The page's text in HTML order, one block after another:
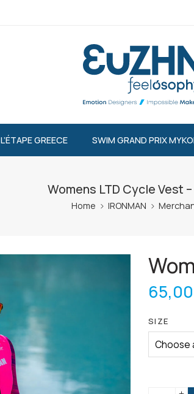
L’ÉTAPE GREECE SWIM GRAND PRIX
Womens LTD Cycle Vest
Home IRONMAN
65,00
SIZE